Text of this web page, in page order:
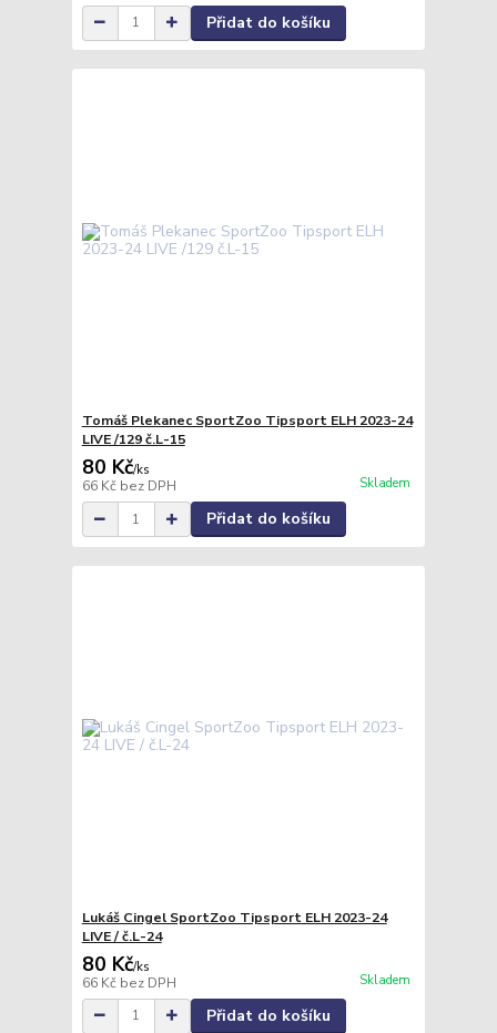
Přidat do košíku
Tomáš Plekanec SportZoo Tipsport ELH 2023-24
LIVE /129 č.L-15
80 Kč/ks
66 Kč bez DPH Skladem
Přidat do košíku
Lukáš Cingel SportZoo Tipsport ELH 2023-24
LIVE / č.L-24
80 Kč/ks
66 Kč bez DPH Skladem
Přidat do košíku